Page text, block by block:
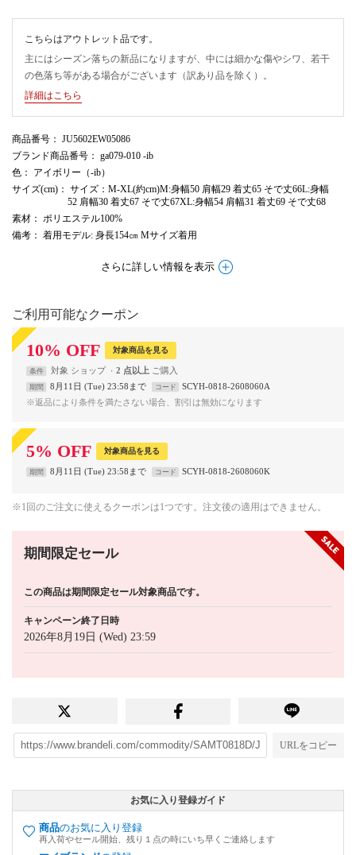
こちらはアウトレット品です。
主にはシーズン落ちの新品になりますが、中には細かな傷やシワ、若干
の色落ち等がある場合がございます（訳あり品を除く）。
詳細はこちら
商品番号 ： JU5602EW05086
ブランド商品番号 ： ga079-010 -ib
色 ： アイボリー（-ib）
サイズ(cm) ： サイズ：M-XL(約cm)M:身幅50 肩幅29 着丈65 そで丈66L:身幅
52 肩幅30 着丈67 そで丈67XL:身幅54 肩幅31 着丈69 そで丈68
素材 ： ポリエステル100%
備考 ： 着用モデル: 身長154㎝ Mサイズ着用
さらに詳しい情報を表示
ご利用可能なクーポン
10% OFF 対象商品を見る
条件 対象 ショップ 2 点以上
期間 8月11日 (Tue) 23:58まで コード
SCYH-0818-2608060A
※返品により条件を満たさない場合、割引は無効になります
5% OFF 対象商品を見る
期間 8月11日 (Tue) 23:58まで コード SCYH-0818-2608060K
※1回のご注文に使えるクーポンは1つです。注文後の適用はできません。
期間限定セール
この商品は期間限定セール対象商品です。
キャンペーン終了日時
2026年8月19日 (Wed) 23:59
URLをコピー
お気に入り登録ガイド
商品のお気に入り登録
再入荷やセール開始、残り１点の時にいち早くご連絡します